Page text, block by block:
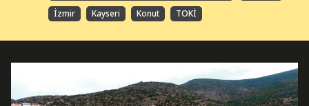
İzmir
Kayseri Konut TOKİ